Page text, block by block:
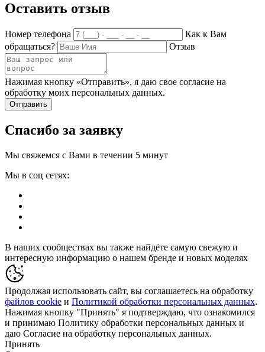
Оставить отзыв
Номер телефона
Как к Вам
обращаться?
Отзыв
Нажимая кнопку «Отправить», я даю свое согласие на
обработку моих персональных данных.
Отправить
Спасибо за заявку
Мы свяжемся с Вами в течении 5 минут
Мы в соц сетях:
В наших сообществах вы также найдёте самую свежую и
интересную информацию о нашем бренде и новых моделях
Продолжая использовать сайт, вы соглашаетесь на обработку
файлов cookie и Политикой обработки персональных данных.
Нажимая кнопку "Принять" я подтверждаю, что ознакомился
и принимаю Политику обработки персональных данных и
даю Согласие на обработку персональных данных.
Принять